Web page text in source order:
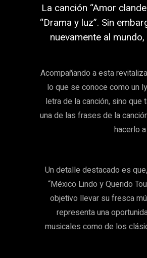
La canción “Amor
“Drama y luz”. Sin
nuevamente al
Acompañando a esta
lo que se conoce como un
letra de la canción, sino
una de las frases de la
hacerlo
Un detalle destacado es
“México Lindo y Querido
objetivo llevar su fresca
representa una
musicales como de los